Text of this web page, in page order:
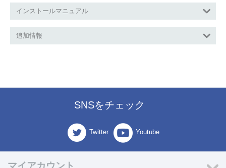
インストールマニュアル
追加情報
SNSをチェック
Twitter Youtube